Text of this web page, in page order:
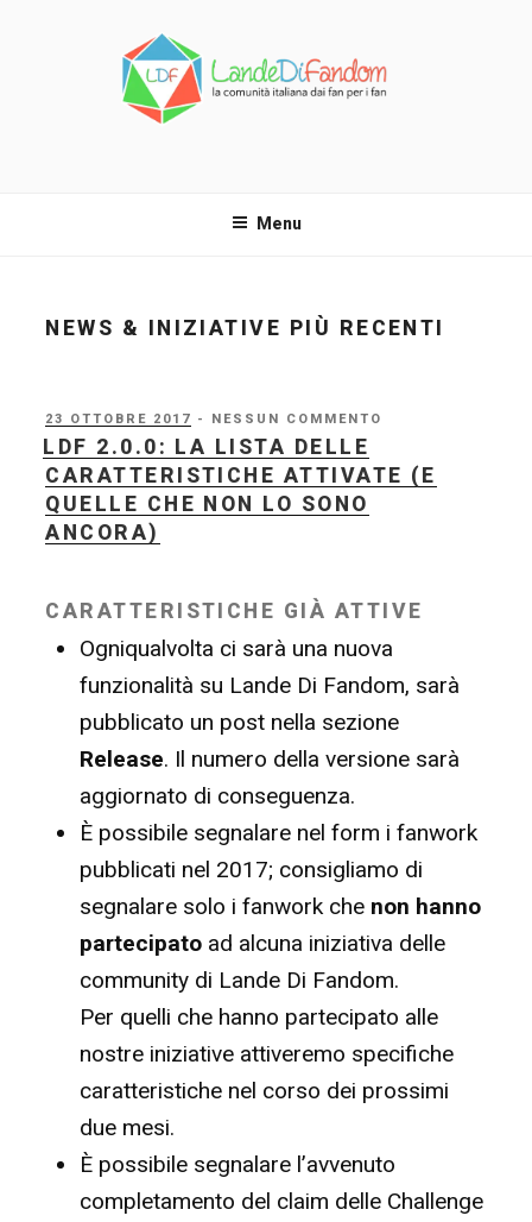
Menu
NEWS & INIZIATIVE PIÙ RECENTI
PUBBLICATO
IL
23 OTTOBRE 2017 - NESSUN COMMENTO
LDF 2.0.0: LA LISTA DELLE
CARATTERISTICHE ATTIVATE (E
QUELLE CHE NON LO SONO
ANCORA)
CARATTERISTICHE GIÀ ATTIVE
Ogniqualvolta ci sarà una nuova
funzionalità su Lande Di Fandom, sarà
pubblicato un post nella sezione
Release. Il numero della versione sarà
aggiornato di conseguenza.
È possibile segnalare nel form i fanwork
pubblicati nel 2017; consigliamo di
segnalare solo i fanwork che non hanno
partecipato ad alcuna iniziativa delle
community di Lande Di Fandom.
Per quelli che hanno partecipato alle
nostre iniziative attiveremo specifiche
caratteristiche nel corso dei prossimi
due mesi.
È possibile segnalare l’avvenuto
completamento del claim delle Challenge